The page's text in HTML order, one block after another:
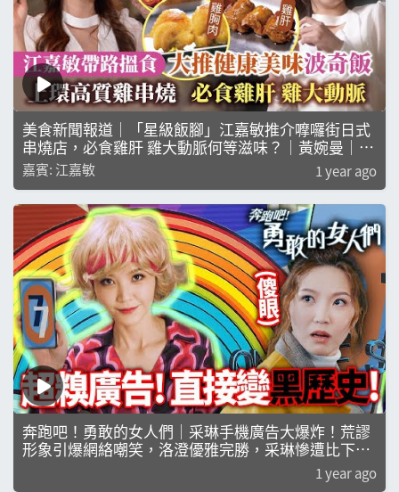
美食新聞報道｜「星級飯腳」江嘉敏推介嚤囉街日式
串燒店，必食雞肝 雞大動脈何等滋味？｜黃婉曼｜倪
嘉雯｜黃嘉雯
嘉賓: 江嘉敏 1 year ago
奔跑吧！勇敢的女人們｜采琳手機廣告大爆炸！荒謬
形象引爆網絡嘲笑，洛澄優雅完勝，采琳慘遭比下
去！｜蕭正楠｜吳若希｜朱敏瀚｜賴慰玲｜鄧智堅｜
1 year ago